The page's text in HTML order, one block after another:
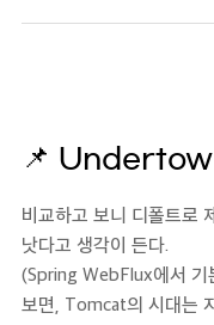
📌 Undertow
비교하고 보니 디폴트로
낫다고 생각이 든다.
(Spring WebFlux에서
보면, Tomcat의 시대는